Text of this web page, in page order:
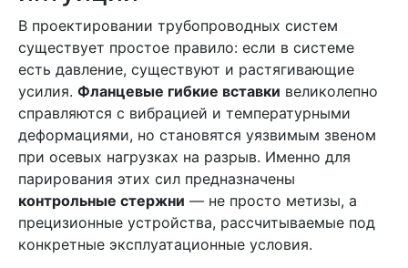
В проектировании трубопроводных систем
существует простое правило: если в системе
есть давление, существуют и растягивающие
усилия. Фланцевые гибкие вставки великолепно
справляются с вибрацией и температурными
деформациями, но становятся уязвимым звеном
при осевых нагрузках на разрыв. Именно для
парирования этих сил предназначены
контрольные стержни — не просто метизы, а
прецизионные устройства, рассчитываемые под
конкретные эксплуатационные условия.